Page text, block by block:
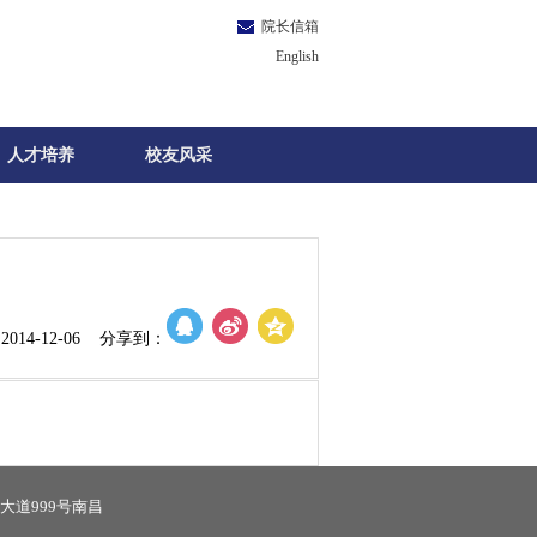
院长信箱
English
人才培养 校友风采
12-06 分享到：
道999号南昌